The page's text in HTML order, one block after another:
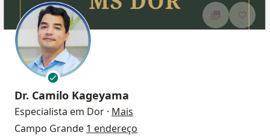
Dr. Camilo Kageyama
Especialista em Dor · Mais
Campo Grande 1 endereço